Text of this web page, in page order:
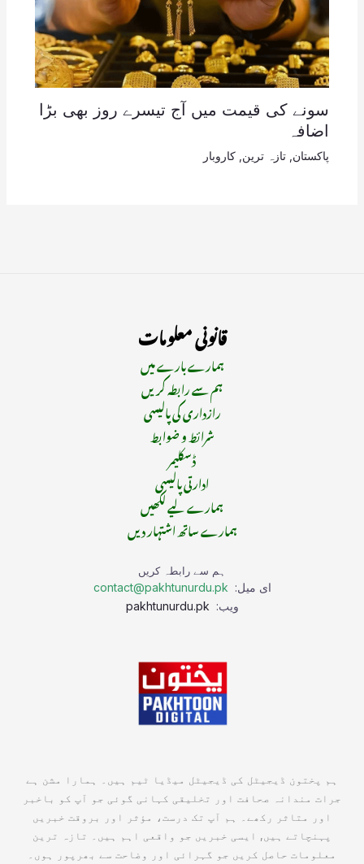
سونے کی قیمت میں آج تیسرے روز بھی بڑا
اضافہ
پاکستان تازہ ترین کاروبار
قانونی معلومات
ہمارے بارے میں
ہم سے رابطہ کریں
رازداری کی پالیسی
شرائط و ضوابط
ڈسکلیمر
ادارتی پالیسی
ہمارے لیے لکھیں
ہمارے ساتھ اشتہار دیں
ہم سے رابطہ کریں
ای میل: contact@pakhtunurdu.pk
ویب:
ہم پختون ڈیجیٹل کی ڈیجیٹل میڈیا ٹیم ہیں۔ ہمارا مشن ہے
جرات مندانہ صحافت اور تخلیقی کہانی گوئی جو آپ کو باخبر
اور متاثر رکھے۔ ہم آپ تک درست، مؤثر اور بروقت خبریں
پہنچاتے ہیں, ایسی خبریں جو واقعی اہم ہیں۔ تازہ ترین
معلومات حاصل کریں جو گہرائی اور وضاحت سے بھرپور ہوں۔